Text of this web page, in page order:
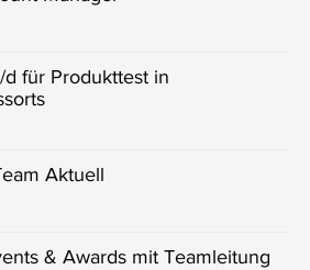
für Produkttest in
Aktuell
& Awards mit Teamleitung